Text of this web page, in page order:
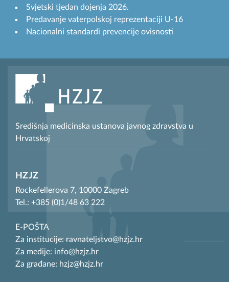
Svjetski tjedan dojenja 2026.
Predavanje vaterpolskoj reprezentaciji U-16
Nacionalni standardi prevencije ovisnosti
Središnja medicinska ustanova javnog zdravstva u
Hrvatskoj
HZJZ
Rockefellerova 7, 10000 Zagreb
Tel.: +385 (0)1/48 63 222
E-POŠTA
Za institucije: ravnateljstvo@hzjz.hr
Za medije: info@hzjz.hr
Za građane: hzjz@hzjz.hr